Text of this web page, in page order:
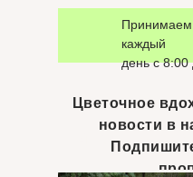
Принимаем
каждый
день с 8:00
Инстаграм
Цветочное
новости в